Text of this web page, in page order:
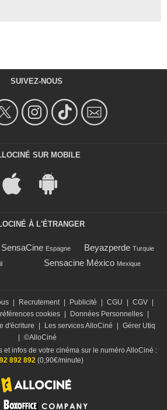
SUIVEZ-NOUS
SUR MOBILE
À L'ÉTRANGER
SensaCine Espagne Beyazperde Turquie
Sensacine México Mexique
| Recrutement | Publicité | CGU | CGV |
cookies | Données Personnelles |
d'écriture | Les services AlloCiné | Gérer Utiq
| ©AlloCiné
et infos de votre cinéma sur le numéro AlloCiné :
892 892 (0,90€/minute)